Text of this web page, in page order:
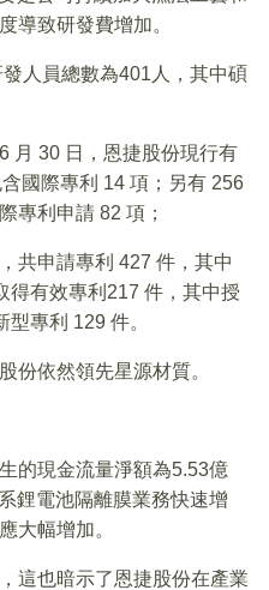
導致研發費增加。
人員總數為401人，其中碩
月 30 日，恩捷股份現行有
國際專利 14 項；另有 256
專利申請 82 項；
共申請專利 427 件，其中
得有效專利217 件，其中授
專利 129 件。
份依然領先星源材質。
的現金流量淨額為5.53億
鋰電池隔離膜業務快速增
大幅增加。
這也暗示了恩捷股份在產業